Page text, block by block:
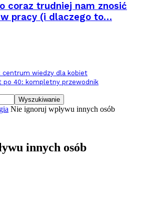
coraz trudniej nam znosić
w pracy (i dlaczego to…
centrum wiedzy dla kobiet
po 40: kompletny przewodnik
Nie ignoruj wpływu innych osób
innych osób